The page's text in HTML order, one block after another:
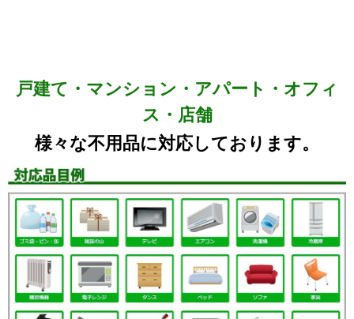
戸建て・マンション・アパート・オフィ
ス・店舗
様々な不用品に対応しております。